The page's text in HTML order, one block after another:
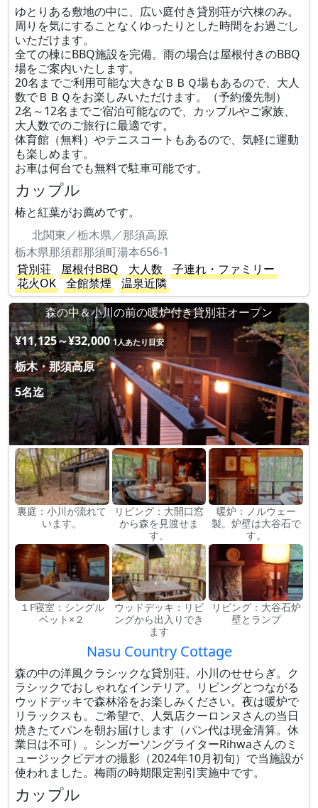
ゆとりある敷地の中に、広い庭付き貸別荘が六棟のみ。
周りを気にすることなくゆったりとした時間をお過ごし
いただけます。
全ての棟にBBQ施設を完備。雨の場合は屋根付きのBBQ
場をご案内いたします。
20名までご利用可能な大きなＢＢＱ場もあるので、大人
数でＢＢＱをお楽しみいただけます。（予約優先制）
2名～12名までご宿泊可能なので、カップルやご家族、
大人数でのご旅行に最適です。
体育館（無料）やテニスコートもあるので、気軽に運動
も楽しめます。
お車は何台でも無料で駐車可能です。
カップル
椿と紅葉がお薦めです。
北関東／栃木県／那須高原
栃木県那須郡那須町湯本656-1
貸別荘
屋根付BBQ 大人数
子連れ・ファミリー
花火OK
全館禁煙
温泉近隣
森の中＆小川の前の暖炉付き貸別荘オープン
¥11,125～¥32,000 1人あたり目安
栃木・那須高原
5名迄
裏庭：小川が流れて
います。
リビング：大開口窓
から森を見渡せま
す。
暖炉：ノルウェー
製。炉壁は大谷石で
す。
１F寝室：シングル
ベット×２
ウッドデッキ：リビ
ングから出入りでき
ます
リビング：大谷石炉
壁とランプ
Nasu Country Cottage
森の中の洋風クラシックな貸別荘。小川のせせらぎ。ク
ラシックでおしゃれなインテリア。リビングとつながる
ウッドデッキで森林浴をお楽しみください。夜は暖炉で
リラックスも。ご希望で、人気店クーロンヌさんの当日
焼きたてパンを朝お届けします（パン代は現金清算。休
業日は不可）。シンガーソングライターRihwaさんのミ
ュージックビデオの撮影（2024年10月初旬）で当施設が
使われました。梅雨の時期限定割引実施中です。
カップル